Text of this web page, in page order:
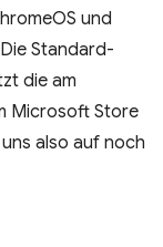
und
Standard-
die am
Microsoft Store
also auf noch